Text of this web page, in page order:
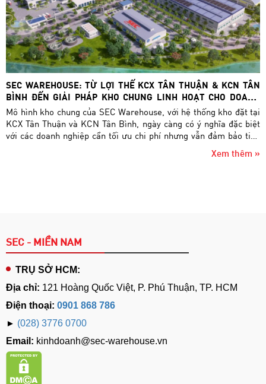
SEC WAREHOUSE: TỪ LỢI THẾ KCX TÂN THUẬN & KCN TÂN
BÌNH ĐẾN GIẢI PHÁP KHO CHUNG LINH HOẠT CHO DOANH
NGHIỆP
Mô hình kho chung của SEC Warehouse, với hệ thống kho đặt tại
KCX Tân Thuận và KCN Tân Bình, ngày càng có ý nghĩa đặc biệt
với các doanh nghiệp cần tối ưu chi phí nhưng vẫn đảm bảo tiêu
Xem thêm »
SEC - MIỀN NAM
TRỤ SỞ HCM:
Địa chỉ: 121 Hoàng Quốc Việt, P. Phú Thuận, TP. HCM
Điện thoại: 0901 868 786
► (028) 3776 0700
Email: kinhdoanh@sec-warehouse.vn